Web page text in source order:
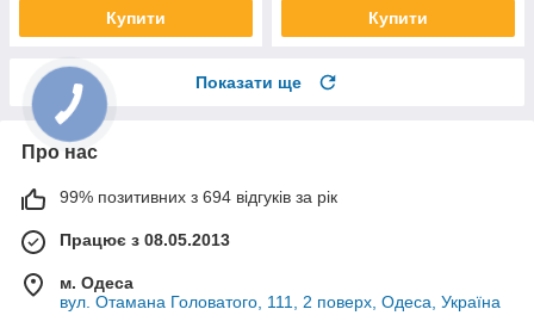
Купити Купити
Показати ще
Про нас
99% позитивних з 694 відгуків за рік
Працює з 08.05.2013
м. Одеса
вул. Отамана Головатого, 111, 2 поверх, Одеса, Україна